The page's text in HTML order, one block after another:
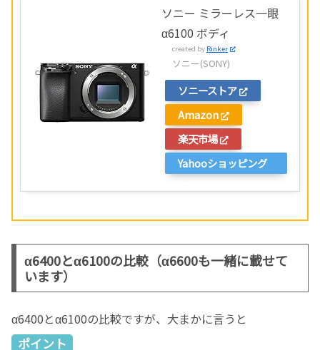
ソニー ミラーレス一眼
α6100 ボディ
created by Rinker
ソニー(SONY)
ソニーストア
Amazon
楽天市場
Yahooショッピング
α6400とα6100の比較（α6600も一緒に載せて
います）
α6400とα6100の比較ですが、大まかに言うと
ポイント